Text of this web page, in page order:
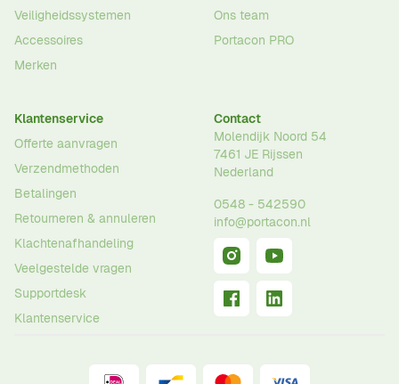
Veiligheidssystemen
Accessoires
Merken
Ons team
Portacon PRO
Klantenservice
Offerte aanvragen
Verzendmethoden
Betalingen
Retourneren & annuleren
Klachtenafhandeling
Veelgestelde vragen
Supportdesk
Klantenservice
Contact
Molendijk Noord 54
7461 JE Rijssen
Nederland
0548 - 542590
info@portacon.nl